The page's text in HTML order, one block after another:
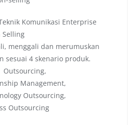
Komunikasi Enterprise
Selling
menggali dan merumuskan
sesuai 4 skenario produk.
Outsourcing,
Management,
Outsourcing,
Outsourcing